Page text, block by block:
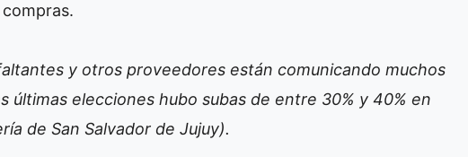
y otros proveedores están comunicando muchos
últimas elecciones hubo subas de entre 30% y 40% en
de San Salvador de Jujuy).